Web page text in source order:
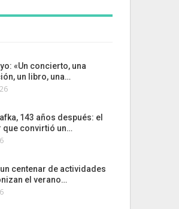
«Un concierto, una
un libro, una…
143 años después: el
que convirtió un…
centenar de actividades
el verano…